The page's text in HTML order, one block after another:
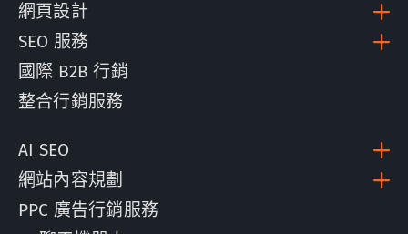
網頁設計
SEO 服務
國際 B2B 行銷
整合行銷服務
AI SEO
網站內容規劃
PPC 廣告行銷服務